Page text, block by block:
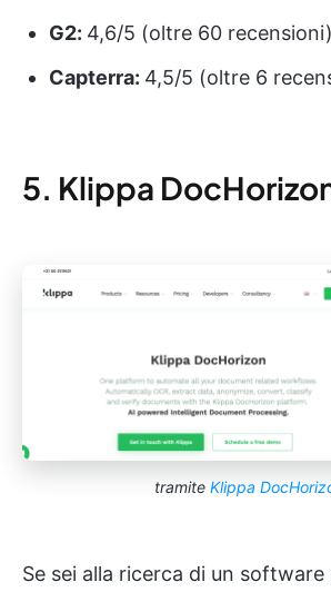
G2: 4,6/5 (oltre 60 recensioni)
Capterra: 4,5/5 (oltre 6
5. Klippa
tramite Klippa
Se sei alla ricerca di un software